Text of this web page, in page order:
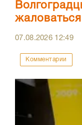
07.08.2026 12:49
Комментарии